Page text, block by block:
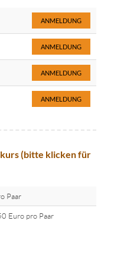
ANMELDUNG
ANMELDUNG
ANMELDUNG
ANMELDUNG
(bitte klicken für
Paar
Euro pro Paar